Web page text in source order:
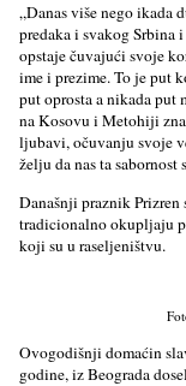
„Danas više nego ikada
predaka i svakog Srbina
opstaje čuvajući svoje
ime i prezime. To je put
put oprosta a nikada put
na Kosovu i Metohiji
lјubavi, očuvanju svoje
želјu da nas ta
Današnji praznik
tradicionalno okuplјaju
koji su u raselјeništvu.
Ovogodišnji domaćin
godine, iz Beograda